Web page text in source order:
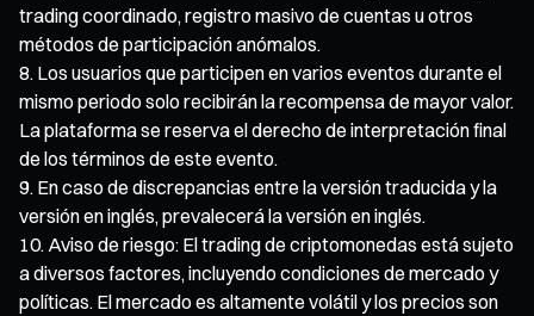
trading coordinado, registro masivo de cuentas u otros
métodos de participación anómalos.
Los usuarios que participen en varios eventos durante el
mismo periodo solo recibirán la recompensa de mayor valor.
La plataforma se reserva el derecho de interpretación final
de los términos de este evento.
En caso de discrepancias entre la versión traducida y la
versión en inglés, prevalecerá la versión en inglés.
Aviso de riesgo: El trading de criptomonedas está sujeto
a diversos factores, incluyendo condiciones de mercado y
políticas. El mercado es altamente volátil y los precios son